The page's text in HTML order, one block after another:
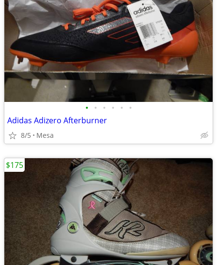
• • • • • •
Adidas Adizero Afterburner
8/5 Mesa
$175